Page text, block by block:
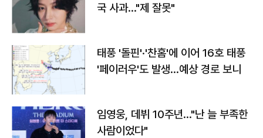
국 사과…"제 잘못"
태풍 '돌핀'·'찬홈'에 이어 16호 태풍
'페이러우'도 발생…예상 경로 보니
임영웅, 데뷔 10주년…"난 늘 부족한
사람이었다"